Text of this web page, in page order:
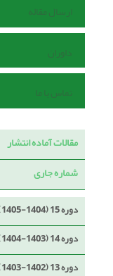
ارسال مقاله
داوران
تماس با ما
مقالات آماده انتشار
شماره جاری
دوره 15 (1404-1405)
دوره 14 (1403-1404)
دوره 13 (1402-1403)